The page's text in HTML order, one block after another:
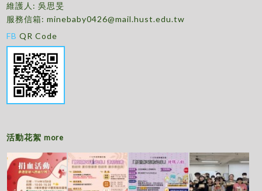
維護人: 吳思旻
服務信箱:minebaby0426@mail.hust.edu.tw
FB QR Code
活動花絮more